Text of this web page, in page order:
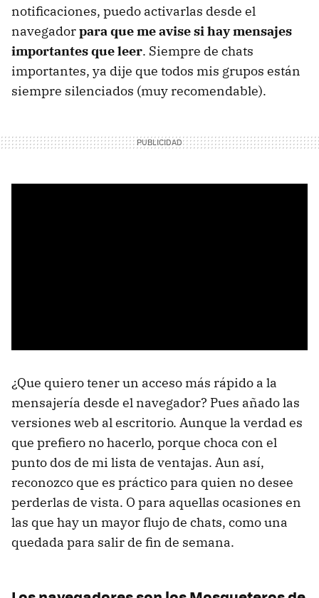
notificaciones, puedo activarlas desde el
navegadorpara que me avise si hay mensajes
importantes que leer. Siempre de chats
importantes, ya dije que todos mis grupos están
siempre silenciados (muy recomendable).
¿Que quiero tener un acceso más rápido a la
mensajería desde el navegador? Pues añado las
versiones web al escritorio. Aunque la verdad es
que prefiero no hacerlo, porque choca con el
punto dos de mi lista de ventajas. Aun así,
reconozco que es práctico para quien no desee
perderlas de vista. O para aquellas ocasiones en
las que hay un mayor flujo de chats, como una
quedada para salir de fin de semana.